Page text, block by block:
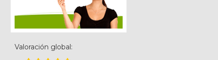
Valoración global: